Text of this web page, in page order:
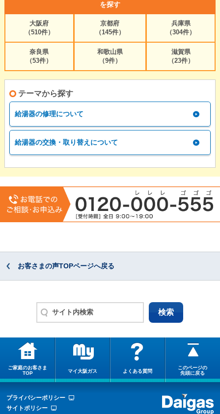
を探す
大阪府
（510件）
京都府
（145件）
兵庫県
（304件）
奈良県
（53件）
和歌山県
（9件）
滋賀県
（23件）
テーマから探す
給湯器の修理について
給湯器の交換・取り替えについて
お客さまの声TOPページへ戻る
ご家庭のお客さま
TOP
マイ大阪ガス よくある質問
このページの
先頭に戻る
プライバシーポリシー
サイトポリシー